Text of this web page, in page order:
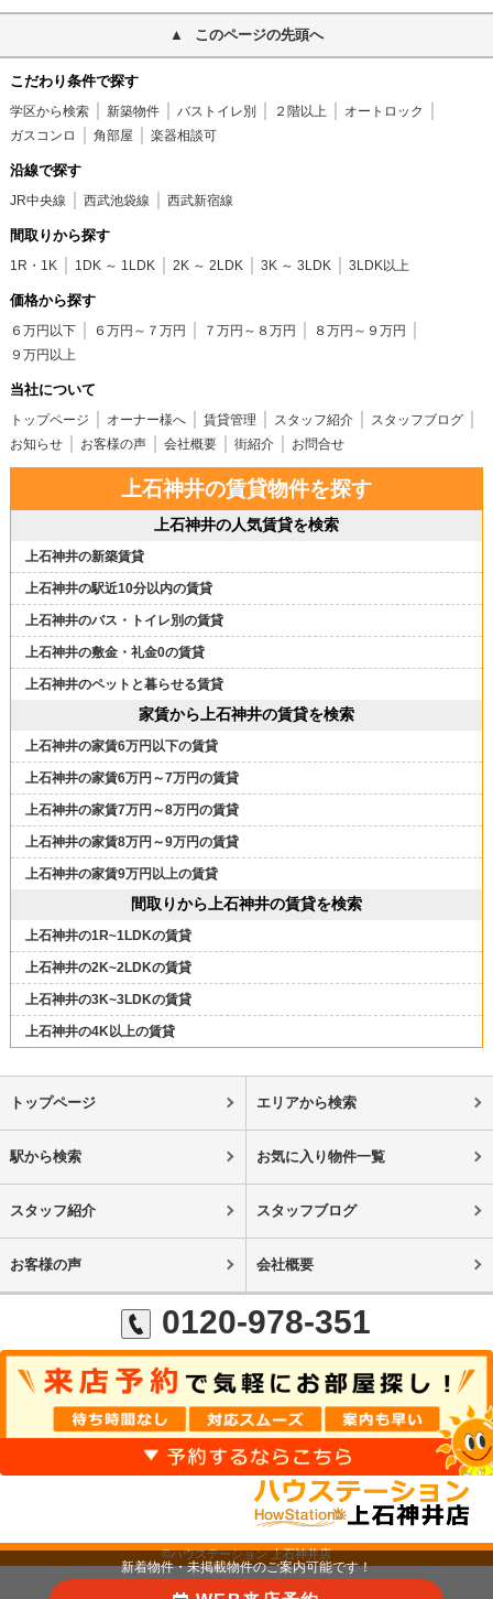
このページの先頭へ
こだわり条件で探す
学区から検索 新築物件 バストイレ別 ２階以上
オートロック
ガスコンロ
角部屋 楽器相談可
沿線で探す
JR中央線 西武池袋線 西武新宿線
間取りから探す
1R・1K 1DK ～ 1LDK 2K ～ 2LDK 3K ～ 3LDK 3LDK以上
価格から探す
６万円以下 ６万円～７万円 ７万円～８万円
８万円～９万円
９万円以上
当社について
トップページ オーナー様へ 賃貸管理 スタッフ紹介
スタッフブログ
お知らせ
お客様の声 会社概要 街紹介 お問合せ
上石神井の賃貸物件を探す
上石神井の人気賃貸を検索
上石神井の新築賃貸
上石神井の駅近10分以内の賃貸
上石神井のバス・トイレ別の賃貸
上石神井の敷金・礼金0の賃貸
上石神井のペットと暮らせる賃貸
家賃から上石神井の賃貸を検索
上石神井の家賃6万円以下の賃貸
上石神井の家賃6万円～7万円の賃貸
上石神井の家賃7万円～8万円の賃貸
上石神井の家賃8万円～9万円の賃貸
上石神井の家賃9万円以上の賃貸
間取りから上石神井の賃貸を検索
上石神井の1R~1LDKの賃貸
上石神井の2K~2LDKの賃貸
上石神井の3K~3LDKの賃貸
上石神井の4K以上の賃貸
トップページ エリアから検索
駅から検索 お気に入り物件一覧
スタッフ紹介 スタッフブログ
お客様の声 会社概要
0120-978-351
©ハウステーション 上石神井店
新着物件・未掲載物件のご案内可能です！